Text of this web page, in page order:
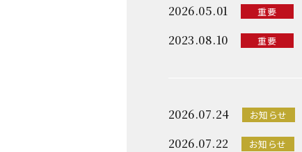
2026.05.01 重要
2023.08.10 重要
2026.07.24 お知らせ
2026.07.22 お知らせ